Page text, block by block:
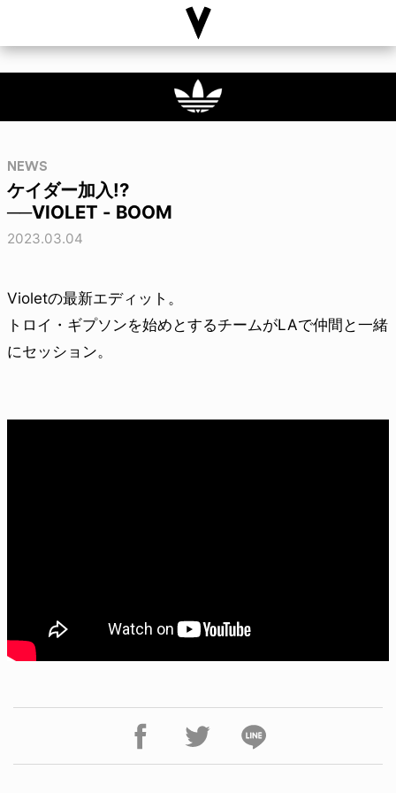
NEWS
ケイダー加入!?
──VIOLET - BOOM
2023.03.04
Violetの最新エディット。
トロイ・ギプソンを始めとするチームがLAで仲間と一緒
にセッション。